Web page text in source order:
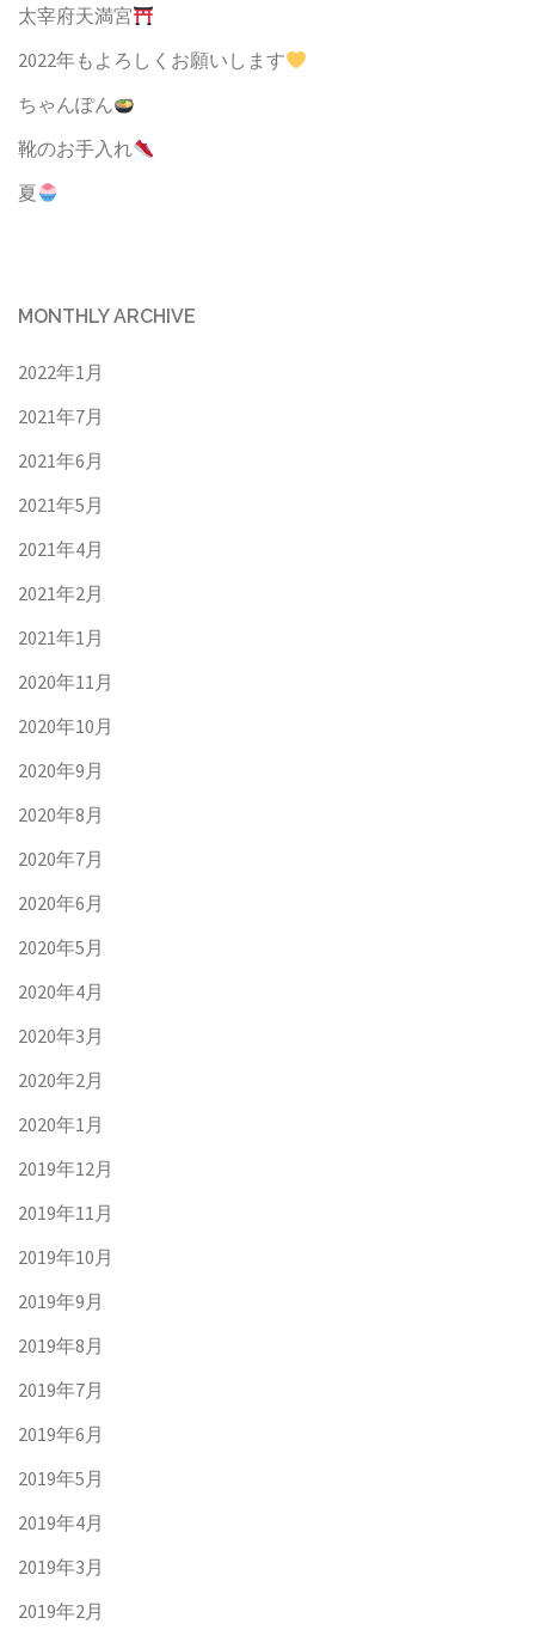
太宰府天満宮
2022年もよろしくお願いします
ちゃんぽん
靴のお手入れ
夏
MONTHLY ARCHIVE
2022年1月
2021年7月
2021年6月
2021年5月
2021年4月
2021年2月
2021年1月
2020年11月
2020年10月
2020年9月
2020年8月
2020年7月
2020年6月
2020年5月
2020年4月
2020年3月
2020年2月
2020年1月
2019年12月
2019年11月
2019年10月
2019年9月
2019年8月
2019年7月
2019年6月
2019年5月
2019年4月
2019年3月
2019年2月